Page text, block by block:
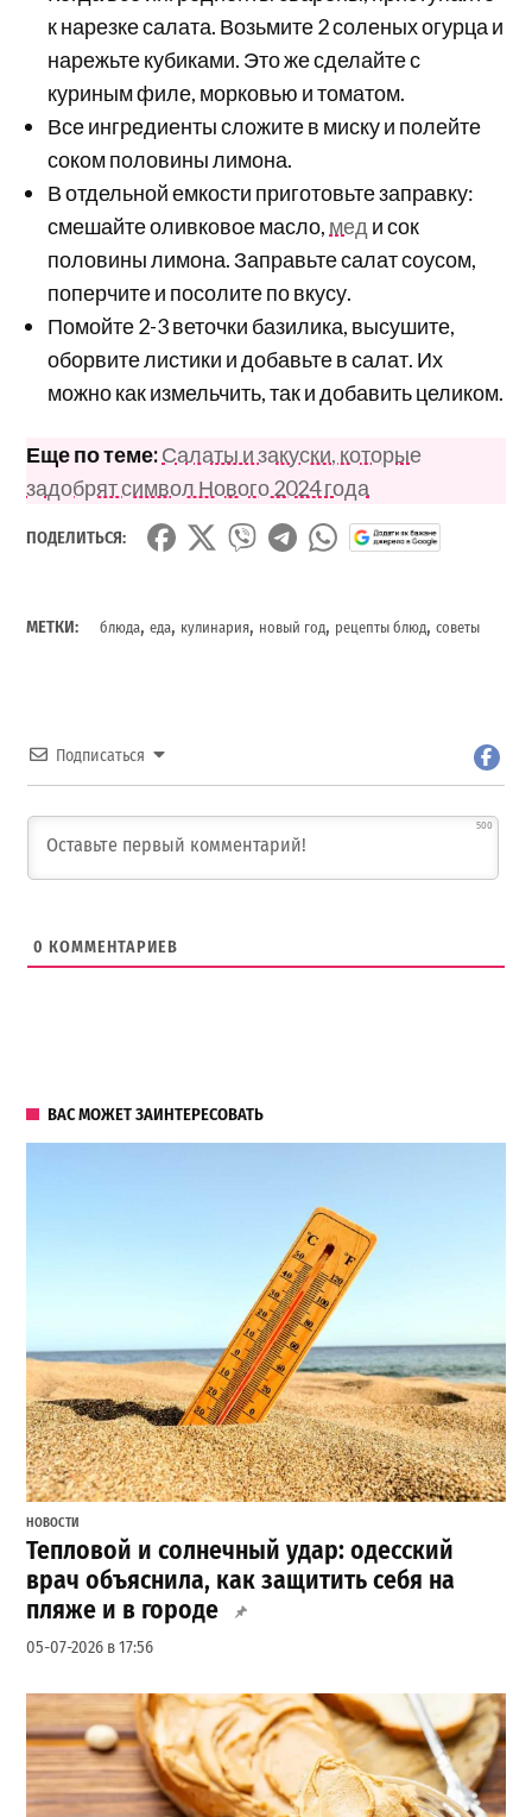
к нарезке салата. Возьмите 2 соленых огурца и
нарежьте кубиками. Это же сделайте с
куриным филе, морковью и томатом.
Все ингредиенты сложите в миску и полейте
соком половины лимона.
В отдельной емкости приготовьте заправку:
смешайте оливковое масло, мед и сок
половины лимона. Заправьте салат соусом,
поперчите и посолите по вкусу.
Помойте 2-3 веточки базилика, высушите,
оборвите листики и добавьте в салат. Их
можно как измельчить, так и добавить целиком.
Еще по теме:Салаты и закуски, которые
задобрят символ Нового 2024 года
ПОДЕЛИТЬСЯ:
МЕТКИ: блюда,еда, кулинария, новый год, рецепты блюд,советы
Подписаться
500
0 КОММЕНТАРИЕВ
ВАС МОЖЕТ ЗАИНТЕРЕСОВАТЬ
НОВОСТИ
Тепловой и солнечный удар: одесский
врач объяснила, как защитить себя на
пляже и в городе
05-07-2026 в 17:56